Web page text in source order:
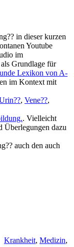
in dieser kurzen
Youtube
im
Grundlage für
Lexikon von A-
im Kontext mit
, Vene??,
. Vielleicht
Überlegungen dazu
auch den auch
Krankheit, Medizin,